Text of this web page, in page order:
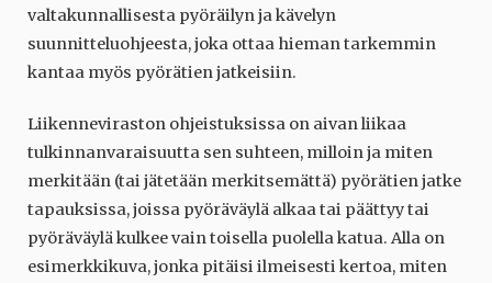
valtakunnallisesta pyöräilyn ja kävelyn
suunnitteluohjeesta, joka ottaa hieman tarkemmin
kantaa myös pyörätien jatkeisiin.
Liikenneviraston ohjeistuksissa on aivan liikaa
tulkinnanvaraisuutta sen suhteen, milloin ja miten
merkitään (tai jätetään merkitsemättä) pyörätien jatke
tapauksissa, joissa pyöräväylä alkaa tai päättyy tai
pyöräväylä kulkee vain toisella puolella katua. Alla on
esimerkkikuva, jonka pitäisi ilmeisesti kertoa, miten